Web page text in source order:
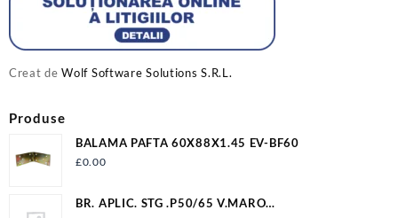
Creat deWolf Software Solutions S.R.L.
Produse
BALAMA PAFTA 60X88X1.45 EV-BF60
£0.00
BR. APLIC. STG .P50/65 V.MARO